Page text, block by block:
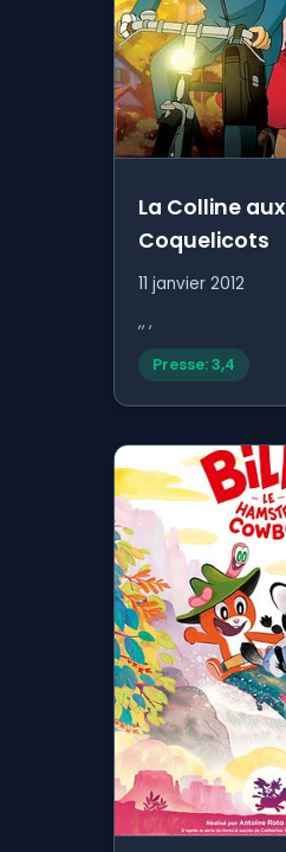
La Colline aux
Coquelicots
11 janvier 2012
,, ,
Presse: 3,4